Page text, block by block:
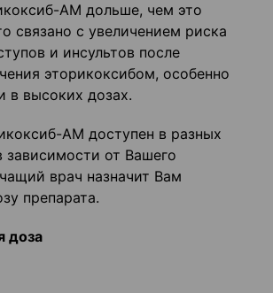
АМ дольше, чем это
связано с увеличением риска
и инсультов после
эторикоксибом, особенно
в высоких дозах.
АМ доступен в разных
зависимости от Вашего
врач назначит Вам
препарата.
доза